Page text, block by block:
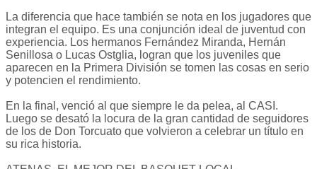
La diferencia que hace también se nota en los jugadores que
integran el equipo. Es una conjunción ideal de juventud con
experiencia. Los hermanos Fernández Miranda, Hernán
Senillosa o Lucas Ostglia, logran que los juveniles que
aparecen en la Primera División se tomen las cosas en serio
y potencien el rendimiento.
En la final, venció al que siempre le da pelea, al CASI.
Luego se desató la locura de la gran cantidad de seguidores
de los de Don Torcuato que volvieron a celebrar un título en
su rica historia.